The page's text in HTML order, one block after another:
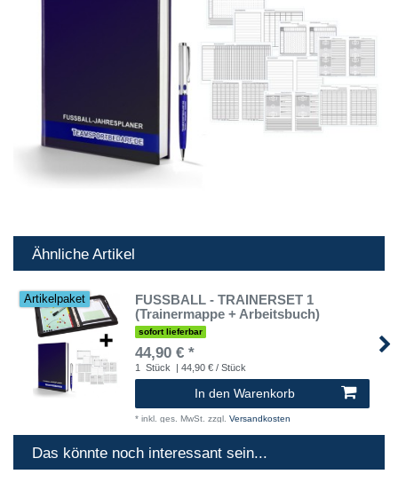
Ähnliche Artikel
Artikelpaket
FUSSBALL - TRAINERSET 1
(Trainermappe + Arbeitsbuch)
sofort lieferbar
44,90 € *
1 Stück | 44,90 € / Stück
In den Warenkorb
* inkl. ges. MwSt. zzgl. Versandkosten
Das könnte noch interessant sein...